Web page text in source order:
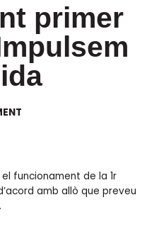
primer
funcionament de la 1r
amb allò que preveu